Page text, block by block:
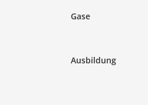
Gase
Ausbildung